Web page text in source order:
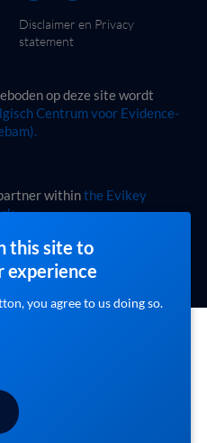
Disclaimer en Privacy
statement
op deze site wordt
Centrum voor Evidence-
withinthe Evikey
this site to
experience
you agree to us doing so.